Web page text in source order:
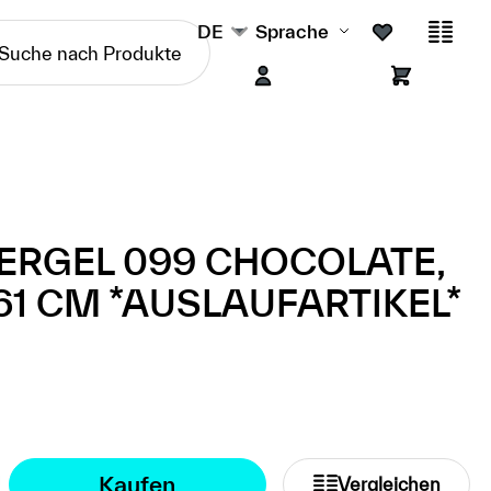
DE Sprache
099 CHOCOLATE,
CM *AUSLAUFARTIKEL*
Kaufen Vergleichen